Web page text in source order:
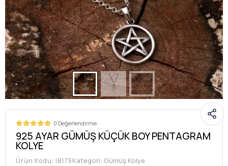
0 Değerlendirme
925 AYAR GÜMÜŞ KÜÇÜK BOY PENTAGRAM
KOLYE
Ürün Kodu: IB175Kategori: Gümüş Kolye